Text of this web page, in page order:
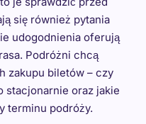
się również pytania
udogodnienia oferują
Podróżni chcą
zakupu biletów – czy
stacjonarnie oraz jakie
terminu podróży.